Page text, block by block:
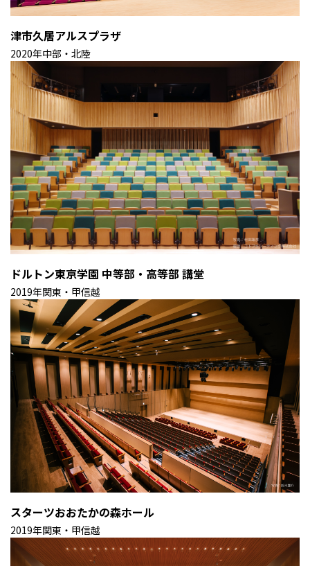
津市久居アルスプラザ
2020年中部・北陸
ドルトン東京学園 中等部・高等部 講堂
2019年関東・甲信越
スターツおおたかの森ホール
2019年関東・甲信越